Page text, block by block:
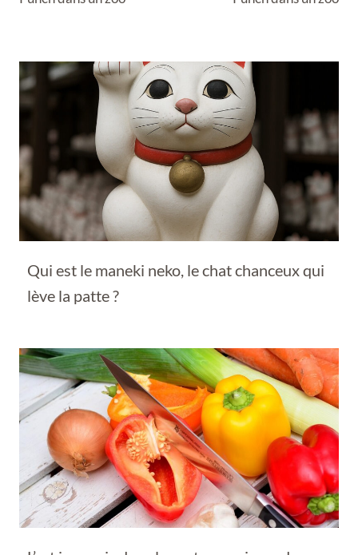
Qui est le maneki neko, le chat chanceux qui
lève la patte ?